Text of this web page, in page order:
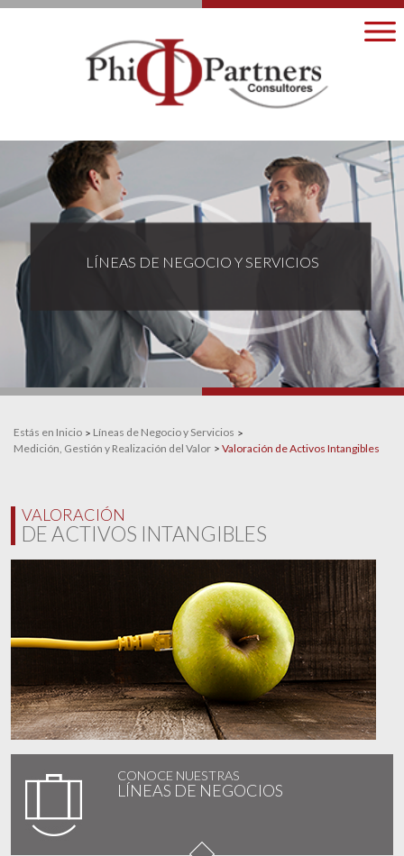
LÍNEAS DE NEGOCIO Y SERVICIOS
Estás en Inicio
Líneas de Negocio y Servicios
Medición, Gestión y Realización del Valor
Valoración de Activos Intangibles
VALORACIÓN
DE ACTIVOS INTANGIBLES
CONOCE NUESTRAS
LÍNEAS DE NEGOCIOS